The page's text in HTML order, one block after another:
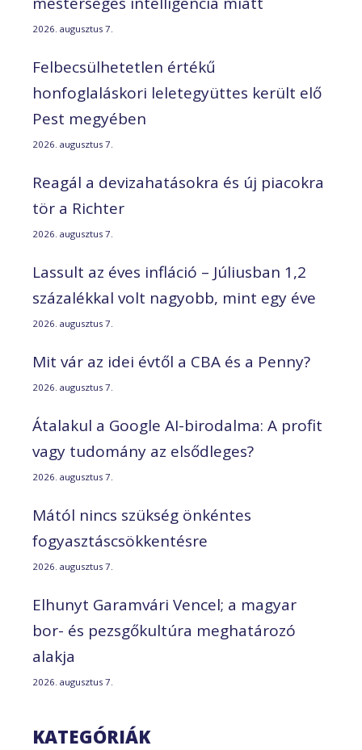
2026. augusztus 7.
Felbecsülhetetlen értékű
honfoglaláskori leletegyüttes került elő
Pest megyében
2026. augusztus 7.
Reagál a devizahatásokra és új piacokra
tör a Richter
2026. augusztus 7.
Lassult az éves infláció – Júliusban 1,2
százalékkal volt nagyobb, mint egy éve
2026. augusztus 7.
Mit vár az idei évtől a CBA és a Penny?
2026. augusztus 7.
Átalakul a Google AI-birodalma: A profit
vagy tudomány az elsődleges?
2026. augusztus 7.
Mától nincs szükség önkéntes
fogyasztáscsökkentésre
2026. augusztus 7.
Elhunyt Garamvári Vencel; a magyar
bor- és pezsgőkultúra meghatározó
alakja
2026. augusztus 7.
KATEGÓRIÁK